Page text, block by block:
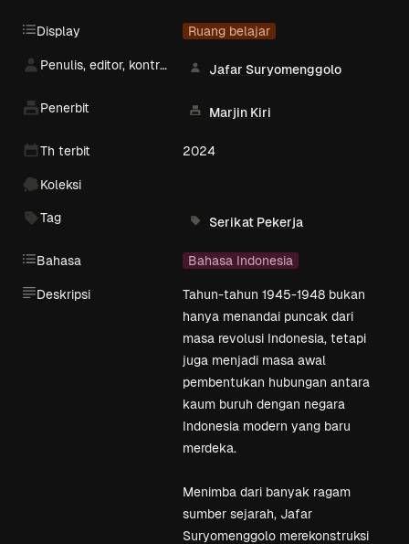
Display Ruang belajar
Penulis, editor, kontributor Jafar Suryomenggolo
Penerbit Marjin Kiri
Th terbit 2024
Koleksi
Tag Serikat Pekerja
Bahasa Bahasa Indonesia
Deskripsi
Tahun-tahun 1945-1948 bukan
hanya menandai puncak dari
masa revolusi Indonesia, tetapi
juga menjadi masa awal
pembentukan hubungan antara
kaum buruh dengan negara
Indonesia modern yang baru
merdeka.
Menimba dari banyak ragam
sumber sejarah, Jafar
Suryomenggolo merekonstruksi